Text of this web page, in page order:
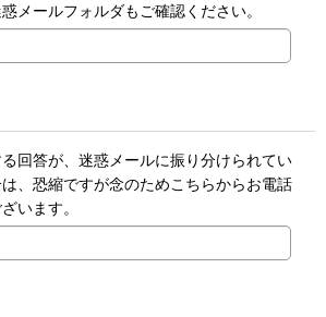
メールフォルダもご確認ください。
回答が、迷惑メールに振り分けられてい
、恐縮ですが念のためこちらからお電話
います。